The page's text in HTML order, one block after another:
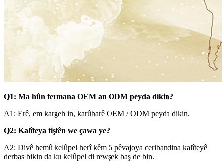
Q1: Ma hûn fermana OEM an ODM peyda dikin?
A1: Erê, em kargeh in, karûbarê OEM / ODM peyda dikin.
Q2: Kalîteya tiştên we çawa ye?
A2: Divê hemû kelûpel herî kêm 5 pêvajoya ceribandina kalîteyê
derbas bikin da ku kelûpel di rewşek baş de bin.